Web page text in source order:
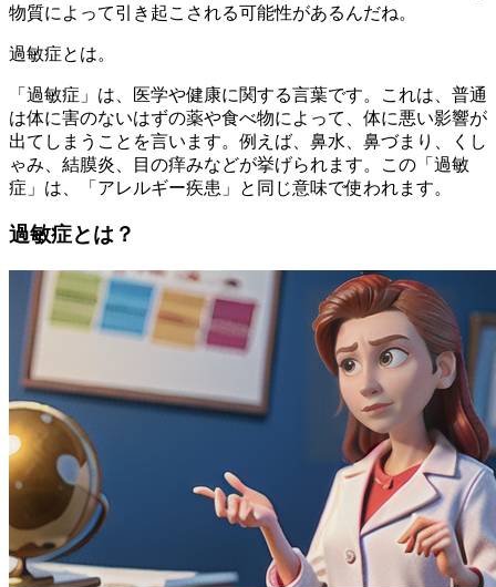
物質によって引き起こされる可能性があるんだね。
過敏症とは。
「過敏症」は、医学や健康に関する言葉です。これは、普通
は体に害のないはずの薬や食べ物によって、体に悪い影響が
出てしまうことを言います。例えば、鼻水、鼻づまり、くし
ゃみ、結膜炎、目の痒みなどが挙げられます。この「過敏
症」は、「アレルギー疾患」と同じ意味で使われます。
過敏症とは？